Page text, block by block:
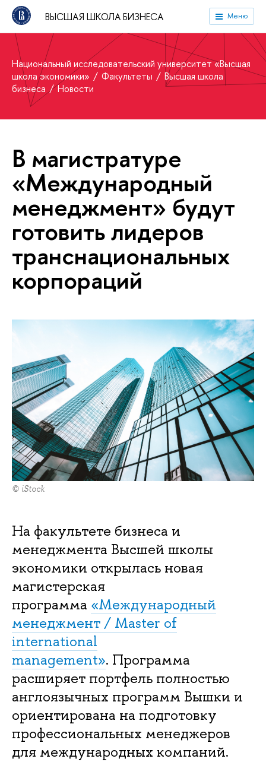
ВЫСШАЯ ШКОЛА БИЗНЕСА Меню
Национальный исследовательский университет «Высшая
школа экономики»
Факультеты
Высшая школа
бизнеса
Новости
В магистратуре
«Международный
менеджмент» будут
готовить лидеров
транснациональных
корпораций
© iStock
На факультете бизнеса и
менеджмента Высшей школы
экономики открылась новая
магистерская
программа «Международный
менеджмент / Master of
international
management». Программа
расширяет портфель полностью
англоязычных программ Вышки и
ориентирована на подготовку
профессиональных менеджеров
для международных компаний.